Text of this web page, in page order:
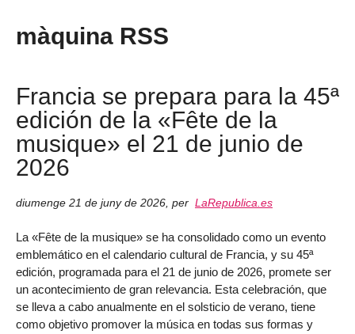
màquina RSS
Francia se prepara para la 45ª
edición de la «Fête de la
musique» el 21 de junio de
2026
diumenge 21 de juny de 2026 per LaRepublica.es
La «Fête de la musique» se ha consolidado como un evento
emblemático en el calendario cultural de Francia, y su 45ª
edición, programada para el 21 de junio de 2026, promete ser
un acontecimiento de gran relevancia. Esta celebración, que
se lleva a cabo anualmente en el solsticio de verano, tiene
como objetivo promover la música en todas sus formas y